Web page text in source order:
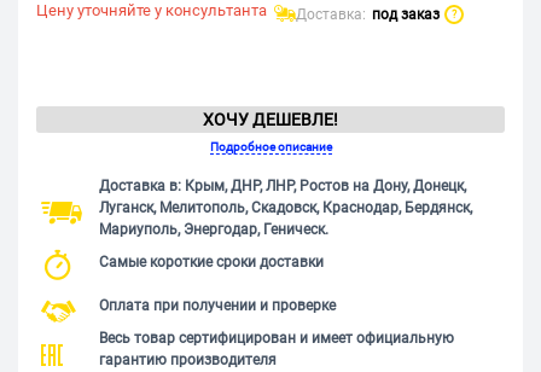
Цену уточняйте у консультанта Доставка: под заказ ?
ХОЧУ ДЕШЕВЛЕ!
Подробное описание
Доставка в: Крым, ДНР, ЛНР, Ростов на Дону, Донецк,
Луганск, Мелитополь, Скадовск, Краснодар, Бердянск,
Мариуполь, Энергодар, Геническ.
Самые короткие сроки доставки
Оплата при получении и проверке
Весь товар сертифицирован и имеет официальную
гарантию производителя